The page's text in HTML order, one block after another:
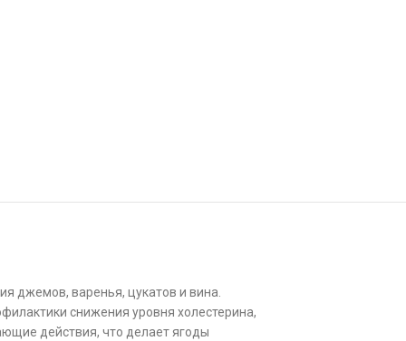
джемов, варенья, цукатов и вина.
снижения уровня холестерина,
действия, что делает ягоды